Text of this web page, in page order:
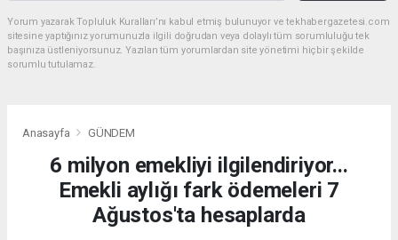
Yorum yazarak Topluluk Kuralları’nı kabul etmiş bulunuyor ve tekhabergazetesi.com
sitesine yaptığınız yorumunuzla ilgili doğrudan veya dolaylı tüm sorumluluğu tek
başınıza üstleniyorsunuz. Yazılan tüm yorumlardan site yönetimi hiçbir şekilde
sorumlu tutulamaz.
Anasayfa GÜNDEM
6 milyon emekliyi ilgilendiriyor...
Emekli aylığı fark ödemeleri 7
Ağustos'ta hesaplarda